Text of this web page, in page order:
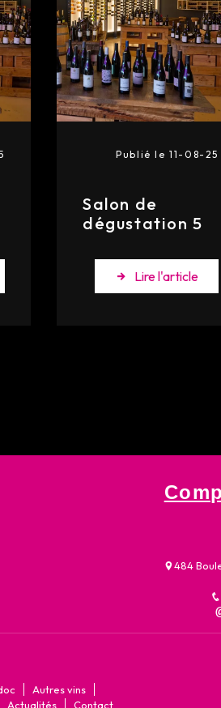
Publié le 11-08-25
Salon de
dégustation 5
Lire l'article
484
Autres vins
Actualités Contact